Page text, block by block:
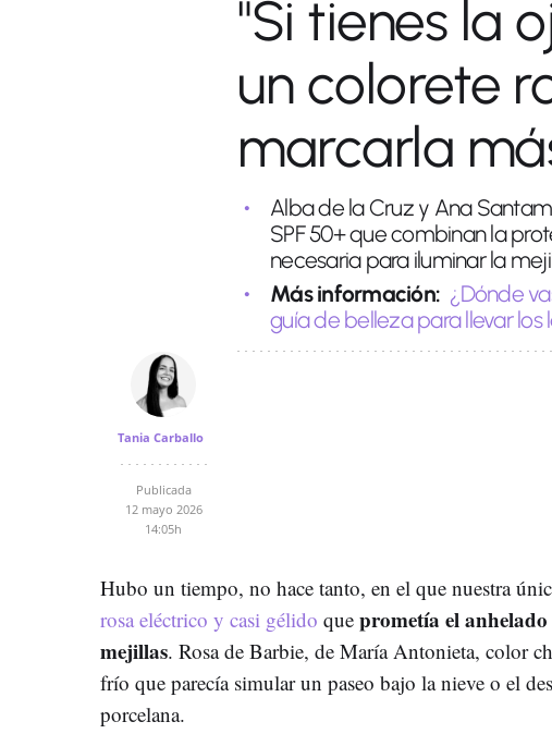
"Si tienes la
un colorete
marcarla
Alba de la Cruz y Ana
SPF 50+ que combinan la
necesaria para iluminar la
Más información: ¿Dónde
guía de belleza para llevar
Tania Carballo
Publicada
12 mayo 2026
14:05h
Hubo un tiempo, no hace tanto, en el que nuestra
rosa eléctrico y casi gélido que prometía el
mejillas. Rosa de Barbie, de María Antonieta, color
frío que parecía simular un paseo bajo la nieve o el
porcelana.